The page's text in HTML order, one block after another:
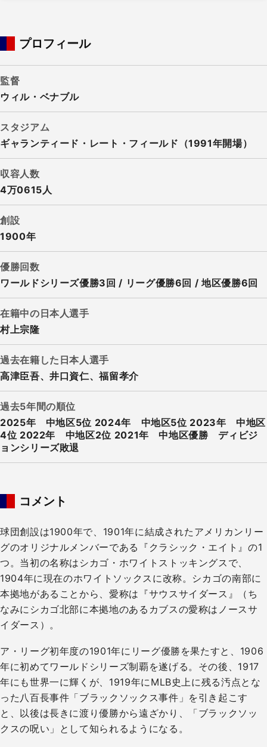
プロフィール
監督
ウィル・ベナブル
スタジアム
ギャランティード・レート・フィールド（1991年開場）
収容人数
4万0615人
創設
1900年
優勝回数
ワールドシリーズ優勝3回 / リーグ優勝6回 / 地区優勝6回
在籍中の日本人選手
村上宗隆
過去在籍した日本人選手
高津臣吾、井口資仁、福留孝介
過去5年間の順位
2025年 中地区5位 2024年 中地区5位 2023年 中地区
4位 2022年 中地区2位 2021年 中地区優勝 ディビジ
ョンシリーズ敗退
コメント
球団創設は1900年で、1901年に結成されたアメリカンリー
グのオリジナルメンバーである『クラシック・エイト』の1
つ。当初の名称はシカゴ・ホワイトストッキングスで、
1904年に現在のホワイトソックスに改称。シカゴの南部に
本拠地があることから、愛称は『サウスサイダース』（ち
なみにシカゴ北部に本拠地のあるカブスの愛称はノースサ
イダース）。
ア・リーグ初年度の1901年にリーグ優勝を果たすと、1906
年に初めてワールドシリーズ制覇を遂げる。その後、1917
年にも世界一に輝くが、1919年にMLB史上に残る汚点とな
った八百長事件「ブラックソックス事件」を引き起こす
と、以後は長きに渡り優勝から遠ざかり、「ブラックソッ
クスの呪い」として知られるようになる。